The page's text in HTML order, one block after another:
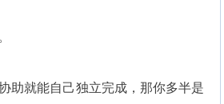
就能自己独立完成，那你多半是